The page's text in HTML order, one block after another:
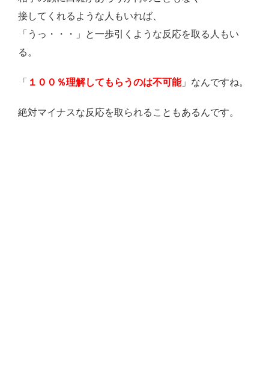
接してくれるような人もいれば、
「うっ・・・」と一歩引くような反応を取る人もい
る。
「 １００％理解してもらうのは不可能」なんですね。
絶対マイナスな反応を取られることもあるんです。